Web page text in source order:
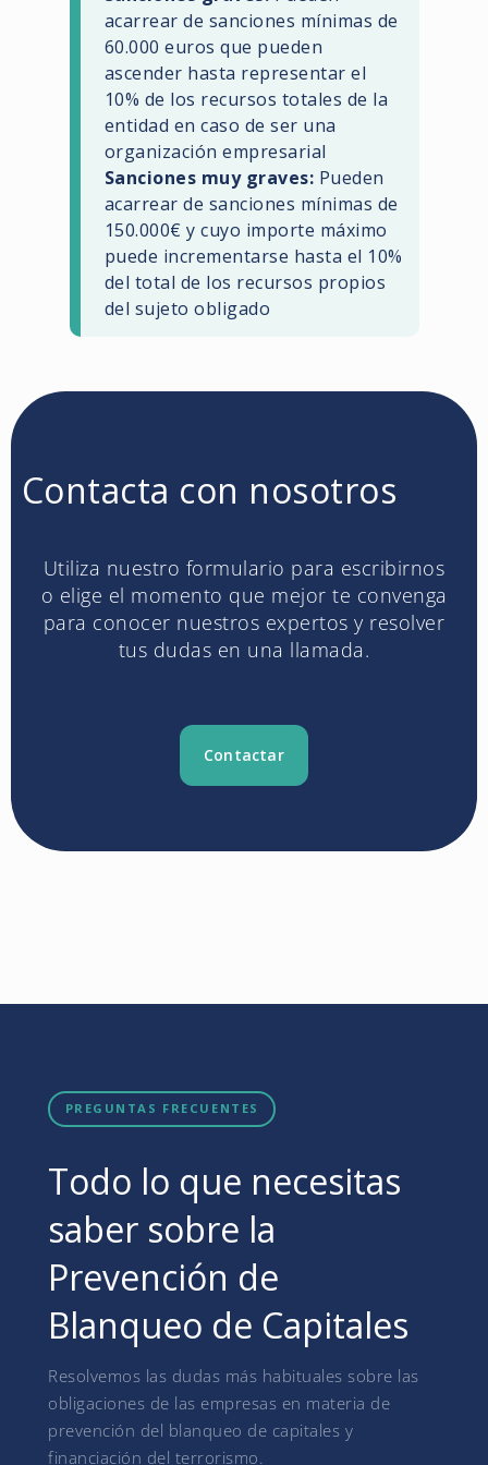
acarrear de sanciones mínimas de
60.000 euros que pueden
ascender hasta representar el
10% de los recursos totales de la
entidad en caso de ser una
organización empresarial
Sanciones muy graves: Pueden
acarrear de sanciones mínimas de
150.000€ y cuyo importe máximo
puede incrementarse hasta el 10%
del total de los recursos propios
del sujeto obligado
Contacta con nosotros
Utiliza nuestro formulario para escribirnos
o elige el momento que mejor te convenga
para conocer nuestros expertos y resolver
tus dudas en una llamada.
Contactar
PREGUNTAS FRECUENTES
Todo lo que necesitas
saber sobre la
Prevención de
Blanqueo de Capitales
Resolvemos las dudas más habituales sobre las
obligaciones de las empresas en materia de
prevención del blanqueo de capitales y
financiación del terrorismo.